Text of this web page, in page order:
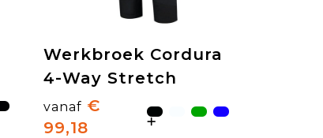
Werkbroek Cordura
4-Way Stretch
vanaf €
99,18